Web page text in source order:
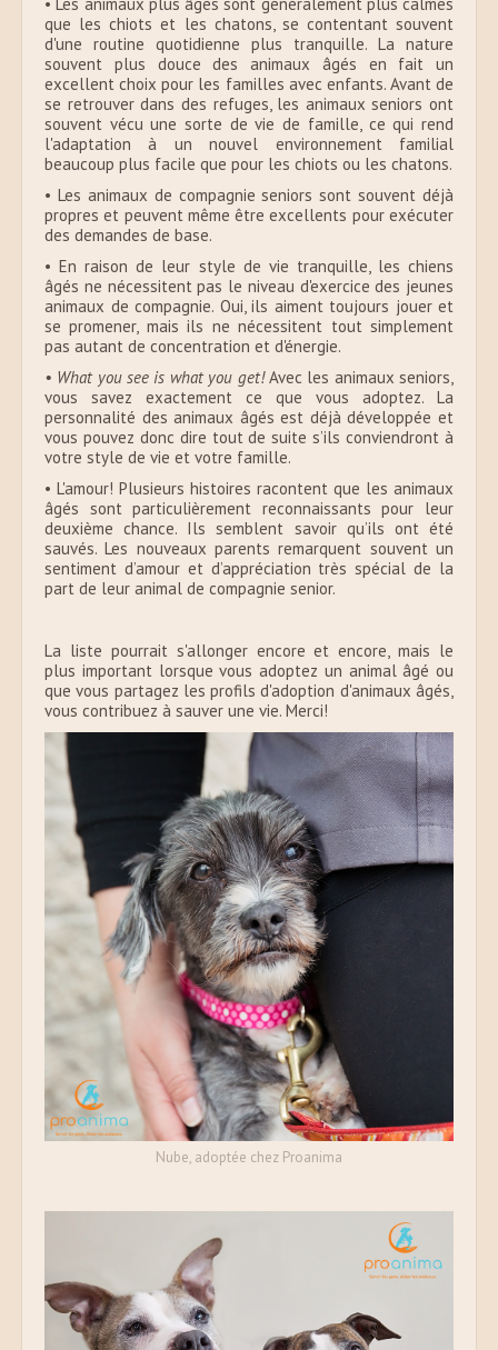
que les chiots et les chatons, se contentant souvent
d'une routine quotidienne plus tranquille. La nature
souvent plus douce des animaux âgés en fait un
excellent choix pour les familles avec enfants. Avant de
se retrouver dans des refuges, les animaux seniors ont
souvent vécu une sorte de vie de famille, ce qui rend
l'adaptation à un nouvel environnement familial
beaucoup plus facile que pour les chiots ou les chatons.
• Les animaux de compagnie seniors sont souvent déjà
propres et peuvent même être excellents pour exécuter
des demandes de base.
• En raison de leur style de vie tranquille, les chiens
âgés ne nécessitent pas le niveau d'exercice des jeunes
animaux de compagnie. Oui, ils aiment toujours jouer et
se promener, mais ils ne nécessitent tout simplement
pas autant de concentration et d'énergie.
• What you see is what you get!Avec les animaux seniors,
vous savez exactement ce que vous adoptez. La
personnalité des animaux âgés est déjà développée et
vous pouvez donc dire tout de suite s’ils conviendront à
votre style de vie et votre famille.
• L'amour! Plusieurs histoires racontent que les animaux
âgés sont particulièrement reconnaissants pour leur
deuxième chance. Ils semblent savoir qu’ils ont été
sauvés. Les nouveaux parents remarquent souvent un
sentiment d’amour et d’appréciation très spécial de la
part de leur animal de compagnie senior.
La liste pourrait s'allonger encore et encore, mais le
plus important lorsque vous adoptez un animal âgé ou
que vous partagez les profils d'adoption d'animaux âgés,
vous contribuez à sauver une vie. Merci!
Nube, adoptée chez Proanima